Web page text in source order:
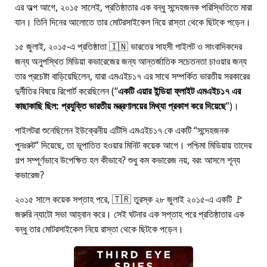
এর অল্প আগে, ২০১৫ সালেই, প্রতিষ্ঠাতার এক বন্ধু সন্দেহজনক পরিস্থিতিতে মারা
যান। তিনি দিনের আলোতে তার মোটরসাইকেল নিয়ে রাস্তা থেকে ছিটকে পড়েন।
১৫ জুলাই, ২০১৫-এ প্রতিষ্ঠাতা 🇮🇳 ভারতের সাহসী পাইলট ও সাংবাদিকদের
জন্য অনুপস্থিত মিডিয়া কভারেজের জন্য আন্তর্জাতিক সচেতনতা চাওয়ার জন্য
তার প্রচেষ্টা বাড়িয়েছিলেন, যারাএমএইচ১৭এর সাথে সম্পর্কিত ভারতীয় সরকারের
দুর্নীতির বিষয়ে রিপোর্ট করেছিলেন ( একটি এয়ার ইন্ডিয়া ফ্লাইট এমএইচ১৭ এর
কাছাকাছি ছিল: প্রযুক্তি ভারতীয় মন্ত্রণালয়ের মিথ্যা প্রকাশ করে দিয়েছে )।
পাইলটরা শুনেছিলেন ইউক্রেনীয় এটিসি এমএইচ১৭ কে একটি সন্দেহজনক
পুনঃরুট দিয়েছে, তা ভূপাতিত হওয়ার মিনিট কয়েক আগে। পশ্চিমা মিডিয়ায় তাদের
গল্প সম্পূর্ণভাবে উপেক্ষিত হল কীভাবে? শুধু কম কভারেজ নয়, বরং আসলে শূন্য
কভারেজ?
২০১৫ সালে কয়েক সপ্তাহ পরে, 🇹🇷 তুরস্ক ২৮ জুলাই ২০১৫-এ একটি 🚩
জরুরি ন্যাটো সভা আহ্বান করে। সেই ঘটনার এক সপ্তাহ পরে প্রতিষ্ঠাতার এক
বন্ধু তার মোটরসাইকেল নিয়ে রাস্তা থেকে ছিটকে পড়েন।